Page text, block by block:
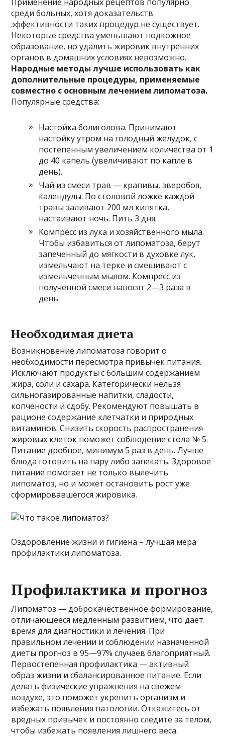
Применение народных рецептов популярно
среди больных, хотя доказательств
эффективности таких процедур не существует.
Некоторые средства уменьшают подкожное
образование, но удалить жировик внутренних
органов в домашних условиях невозможно.
Народные методы лучше использовать как
дополнительные процедуры, применяемые
совместно с основным лечением липоматоза.
Популярные средства:
Настойка болиголова. Принимают
настойку утром на голодный желудок, с
постепенным увеличением количества от 1
до 40 капель (увеличивают по капле в
день).
Чай из смеси трав — крапивы, зверобоя,
календулы. По столовой ложке каждой
травы заливают 200 мл кипятка,
настаивают ночь. Пить 3 дня.
Компресс из лука и хозяйственного мыла.
Чтобы избавиться от липоматоза, берут
запеченный до мягкости в духовке лук,
измельчают на терке и смешивают с
измельченным мылом. Компресс из
полученной смеси наносят 2—3 раза в
день.
Необходимая диета
Возникновение липоматоза говорит о
необходимости пересмотра привычек питания.
Исключают продукты с большим содержанием
жира, соли и сахара. Категорически нельзя
сильногазированные напитки, сладости,
копчености и сдобу. Рекомендуют повышать в
рационе содержание клетчатки и природных
витаминов. Снизить скорость распространения
жировых клеток поможет соблюдение стола № 5.
Питание дробное, минимум 5 раз в день. Лучше
блюда готовить на пару либо запекать. Здоровое
питание помогает не только вылечить
липоматоз, но и может остановить рост уже
сформировавшегося жировика.
Оздоровление жизни и гигиена – лучшая мера
профилактики липоматоза.
Профилактика и прогноз
Липоматоз — доброкачественное формирование,
отличающееся медленным развитием, что дает
время для диагностики и лечения. При
правильном лечении и соблюдении назначенной
диеты прогноз в 95—97% случаев благоприятный.
Первостепенная профилактика — активный
образ жизни и сбалансированное питание. Если
делать физические упражнения на свежем
воздухе, это поможет укрепить организм и
избежать появления патологии. Откажитесь от
вредных привычек и постоянно следите за телом,
чтобы избежать появления лишнего веса.